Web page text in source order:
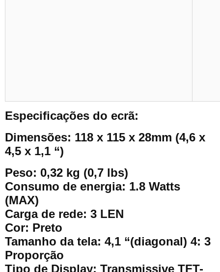
Especificações do ecrã:
Dimensões: 118 x 115 x 28mm (4,6 x
4,5 x 1,1 “)
Peso: 0,32 kg (0,7 lbs)
Consumo de energia: 1.8 Watts
(MAX)
Carga de rede: 3 LEN
Cor: Preto
Tamanho da tela: 4,1 “(diagonal) 4: 3
Proporção
Tipo de Display: Transmissive TFT-